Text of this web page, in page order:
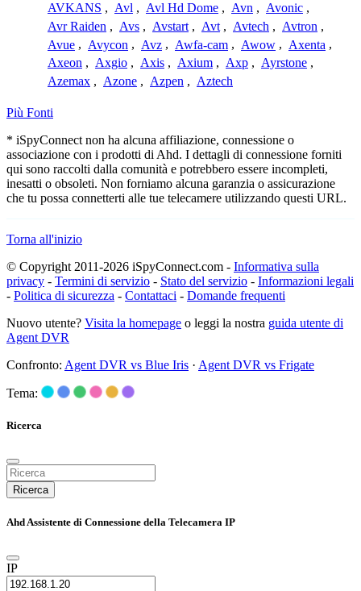
AVKANS , Avl , Avl Hd Dome , Avn , Avonic ,
Avr Raiden , Avs , Avstart , Avt , Avtech , Avtron ,
Avue , Avycon , Avz , Awfa-cam , Awow , Axenta ,
Axeon , Axgio , Axis , Axium , Axp , Ayrstone ,
Azemax , Azone , Azpen , Aztech
Più Fonti
* iSpyConnect non ha alcuna affiliazione, connessione o
associazione con i prodotti di Ahd. I dettagli di connessione forniti
qui sono raccolti dalla comunità e potrebbero essere incompleti,
inesatti o obsoleti. Non forniamo alcuna garanzia o assicurazione
che tu possa connetterti alle tue telecamere utilizzando questi URL.
Torna all'inizio
© Copyright 2011-2026 iSpyConnect.com - Informativa sulla
privacy - Termini di servizio - Stato del servizio - Informazioni legali
- Politica di sicurezza - Contattaci - Domande frequenti
Nuovo utente? Visita la homepage o leggi la nostra guida utente di
Agent DVR
Confronto: Agent DVR vs Blue Iris · Agent DVR vs Frigate
Tema:
Ricerca
Ricerca
Ahd Assistente di Connessione della Telecamera IP
IP